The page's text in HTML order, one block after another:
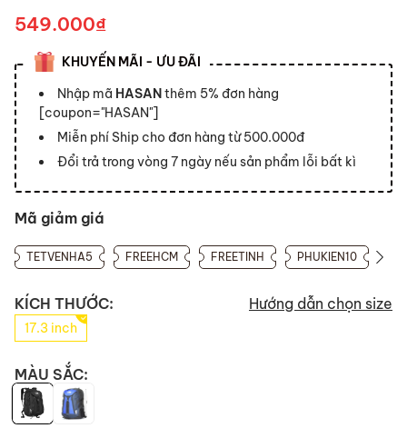
549.000₫
KHUYẾN MÃI - ƯU ĐÃI
Nhập mã HASANthêm 5% đơn hàng
[coupon="HASAN"]
Miễn phí Ship cho đơn hàng từ 500.000đ
Đổi trả trong vòng 7 ngày nếu sản phẩm lỗi bất kì
Mã giảm giá
TETVENHA5 FREEHCM FREETINH PHUKIEN10
KÍCH THƯỚC: Hướng dẫn chọn size
17.3 inch
MÀU SẮC: